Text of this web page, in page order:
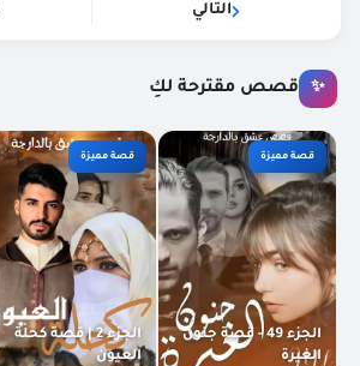
التالي
✨ قصص مقترحة لكِ
قصة مميزة
الجزء 49 - قصة جنون
الغيرة
قصة مميزة
الجزء 2 | قصة كحلة
العيون